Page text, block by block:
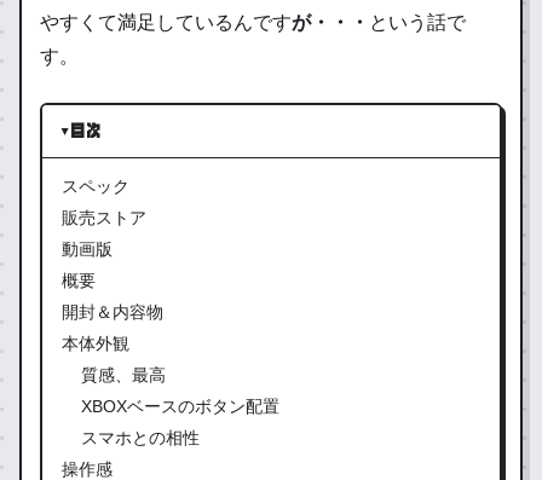
やすくて満足しているんですが・・・ という話で
す。
目次
スペック
販売ストア
動画版
概要
開封＆内容物
本体外観
質感、最高
XBOXベースのボタン配置
スマホとの相性
操作感